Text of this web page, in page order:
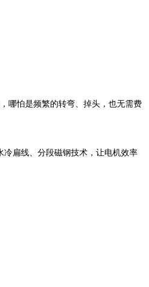
哪怕是频繁的转弯、掉头，也无需费
冷扁线、分段磁钢技术，让电机效率